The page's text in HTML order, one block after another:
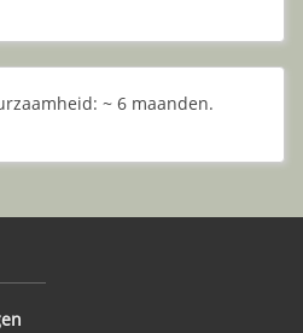
~ 6 maanden.